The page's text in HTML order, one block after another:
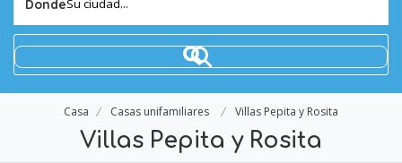
DondeSu ciudad...
Casa Casas unifamiliares Villas Pepita y Rosita
Villas Pepita y Rosita